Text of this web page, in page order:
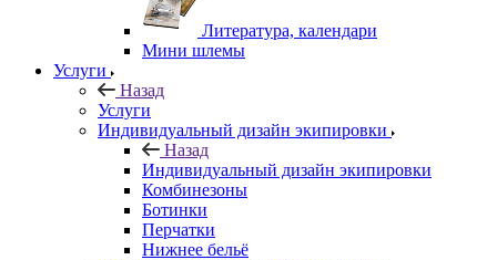
Литература, календари
Мини шлемы
Услуги
Назад
Услуги
Индивидуальный дизайн экипировки
Назад
Индивидуальный дизайн экипировки
Комбинезоны
Ботинки
Перчатки
Нижнее бельё